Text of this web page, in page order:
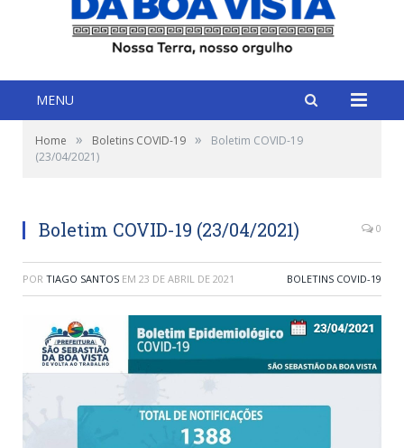
MENU
Home » Boletins COVID-19 »
Boletim COVID-19
(23/04/2021)
Boletim COVID-19 (23/04/2021) 0
POR TIAGO SANTOS EM 23 DE ABRIL DE 2021 BOLETINS COVID-19